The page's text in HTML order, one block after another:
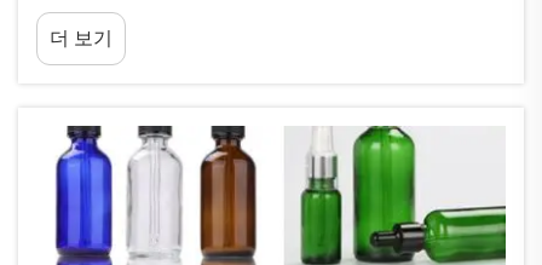
Yixin의 특별한 유리 화장품 병이 바로 당신을 위한
제품입니다. 필요한 모든 것이 여기에! 하지만 가장
좋은 점은 수납력입니다. 모든 미용 용품을 편리하게
The ...
더 보기